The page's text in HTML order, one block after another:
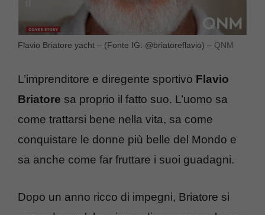
Flavio Briatore yacht – (Fonte IG: @briatoreflavio) – QNM
L’imprenditore e diregente sportivo Flavio
Briatore sa proprio il fatto suo. L’uomo sa
come trattarsi bene nella vita, sa come
conquistare le donne più belle del Mondo e
sa anche come far fruttare i suoi guadagni.
Dopo un anno ricco di impegni, Briatore si